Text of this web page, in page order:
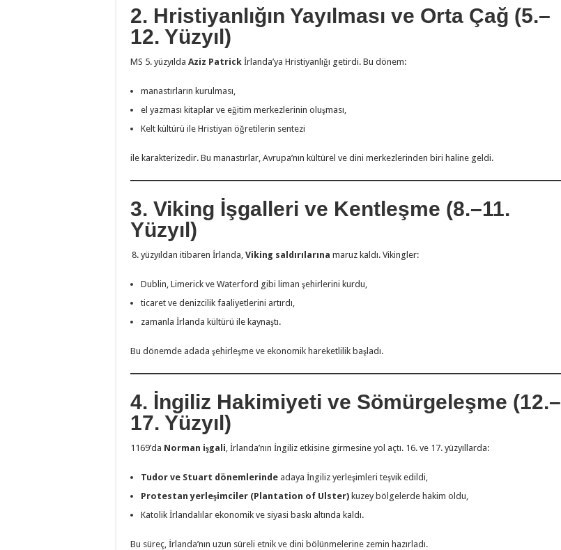
2. Hristiyanlığın Yayılması ve Orta Çağ (5.–
12. Yüzyıl)
MS 5. yüzyılda Aziz Patrick İrlanda’ya Hristiyanlığı getirdi. Bu dönem:
manastırların kurulması,
el yazması kitaplar ve eğitim merkezlerinin oluşması,
Kelt kültürü ile Hristiyan öğretilerin sentezi
ile karakterizedir. Bu manastırlar, Avrupa’nın kültürel ve dini merkezlerinden biri haline geldi.
3. Viking İşgalleri ve Kentleşme (8.–11.
Yüzyıl)
yüzyıldan itibaren İrlanda, Viking saldırılarına maruz kaldı. Vikingler:
Dublin, Limerick ve Waterford gibi liman şehirlerini kurdu,
ticaret ve denizcilik faaliyetlerini artırdı,
zamanla İrlanda kültürü ile kaynaştı.
Bu dönemde adada şehirleşme ve ekonomik hareketlilik başladı.
4. İngiliz Hakimiyeti ve Sömürgeleşme (12.–
17. Yüzyıl)
1169’da Norman işgali , İrlanda’nın İngiliz etkisine girmesine yol açtı. 16. ve 17. yüzyıllarda:
Tudor ve Stuart dönemlerinde adaya İngiliz yerleşimleri teşvik edildi,
Protestan yerleşimciler (Plantation of Ulster) kuzey bölgelerde hakim oldu,
Katolik İrlandalılar ekonomik ve siyasi baskı altında kaldı.
Bu süreç, İrlanda’nın uzun süreli etnik ve dini bölünmelerine zemin hazırladı.